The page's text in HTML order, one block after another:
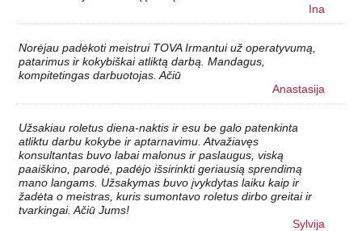
Ina
Norėjau padėkoti meistrui TOVA Irmantui už operatyvumą,
patarimus ir kokybiškai atliktą darbą. Mandagus,
kompitetingas darbuotojas. Ačiū
Anastasija
Užsakiau roletus diena-naktis ir esu be galo patenkinta
atliktu darbu kokybe ir aptarnavimu. Atvažiavęs
konsultantas buvo labai malonus ir paslaugus, viską
paaiškino, parodė, padėjo išsirinkti geriausią sprendimą
mano langams. Užsakymas buvo įvykdytas laiku kaip ir
žadėta o meistras, kuris sumontavo roletus dirbo greitai ir
tvarkingai. Ačiū Jums!
Sylvija